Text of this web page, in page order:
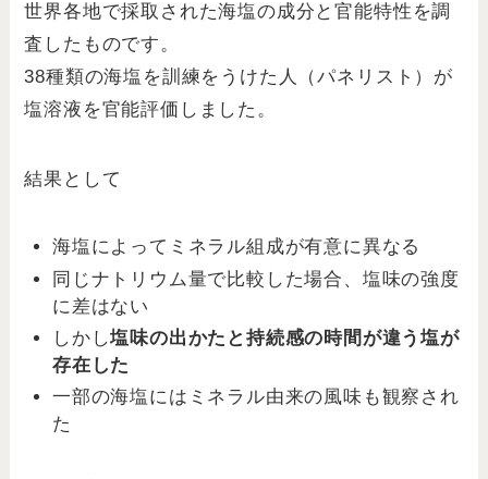
世界各地で採取された海塩の成分と官能特性を調
査したものです。
38種類の海塩を訓練をうけた人（パネリスト）が
塩溶液を官能評価しました。
結果として
海塩によってミネラル組成が有意に異なる
同じナトリウム量で比較した場合、塩味の強度
に差はない
しかし塩味の出かたと持続感の時間が違う塩が
存在した
一部の海塩にはミネラル由来の風味も観察され
た